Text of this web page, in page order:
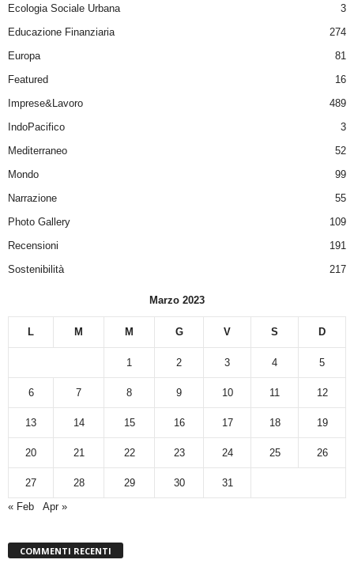
Ecologia Sociale Urbana
3
Educazione Finanziaria
274
Europa
81
Featured
16
Imprese&Lavoro
489
IndoPacifico
3
Mediterraneo
52
Mondo
99
Narrazione
55
Photo Gallery
109
Recensioni
191
Sostenibilità
217
Marzo 2023
L M M G V S D
1 2 3 4 5
6 7 8 9 10 11 12
13 14 15 16 17 18 19
20 21 22 23 24 25 26
27 28 29 30
31
« Feb
Apr »
COMMENTI RECENTI